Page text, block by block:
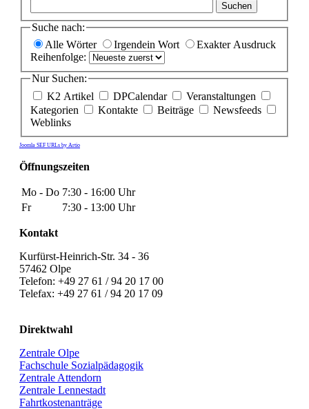
Suchen
Suche nach:
Alle Wörter
Irgendein Wort
Exakter Ausdruck
Reihenfolge:
Nur Suchen:
K2 Artikel
DPCalendar
Veranstaltungen
Kategorien
Kontakte Beiträge
Newsfeeds
Weblinks
Joomla SEF URLs by Artio
Öffnungszeiten
Mo - Do 7:30 - 16:00 Uhr
Fr
7:30 - 13:00 Uhr
Kontakt
Kurfürst-Heinrich-Str. 34 - 36
57462 Olpe
Telefon: +49 27 61 / 94 20 17 00
Telefax: +49 27 61 / 94 20 17 09
Direktwahl
Zentrale Olpe
Fachschule Sozialpädagogik
Zentrale Attendorn
Zentrale Lennestadt
Fahrtkostenanträge